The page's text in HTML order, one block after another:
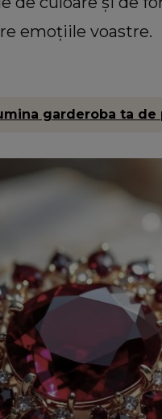
emoțiile voastre.
garderoba ta de